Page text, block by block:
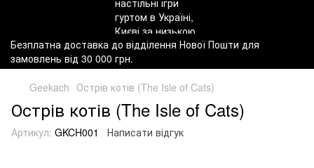
Безплатна доставка до відділення Нової Пошти для
замовлень від 30 000 грн.
Geekach Острів котів (The Isle of Cats)
Острів котів (The Isle of Cats)
Артикул: GKCH001 Написати відгук